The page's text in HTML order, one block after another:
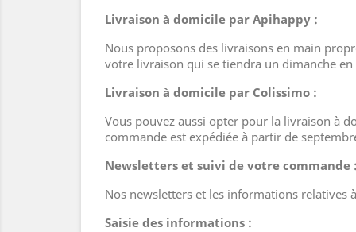
Livraison à domicile par Apihappy :
Nous proposons des livraisons en main
votre livraison qui se tiendra un dimanche
Livraison à domicile par Colissimo :
Vous pouvez aussi opter pour la livraison à
commande est expédiée à partir de
Newsletters et suivi de votre commande
Nos newsletters et les informations relatives
Saisie des informations :